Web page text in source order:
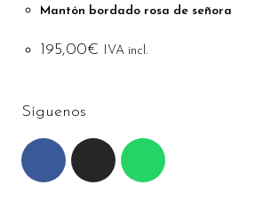
Mantón bordado rosa de señora
195,00€ IVA incl.
Síguenos